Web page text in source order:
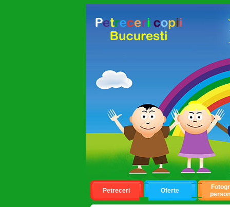
Petreceri Oferte